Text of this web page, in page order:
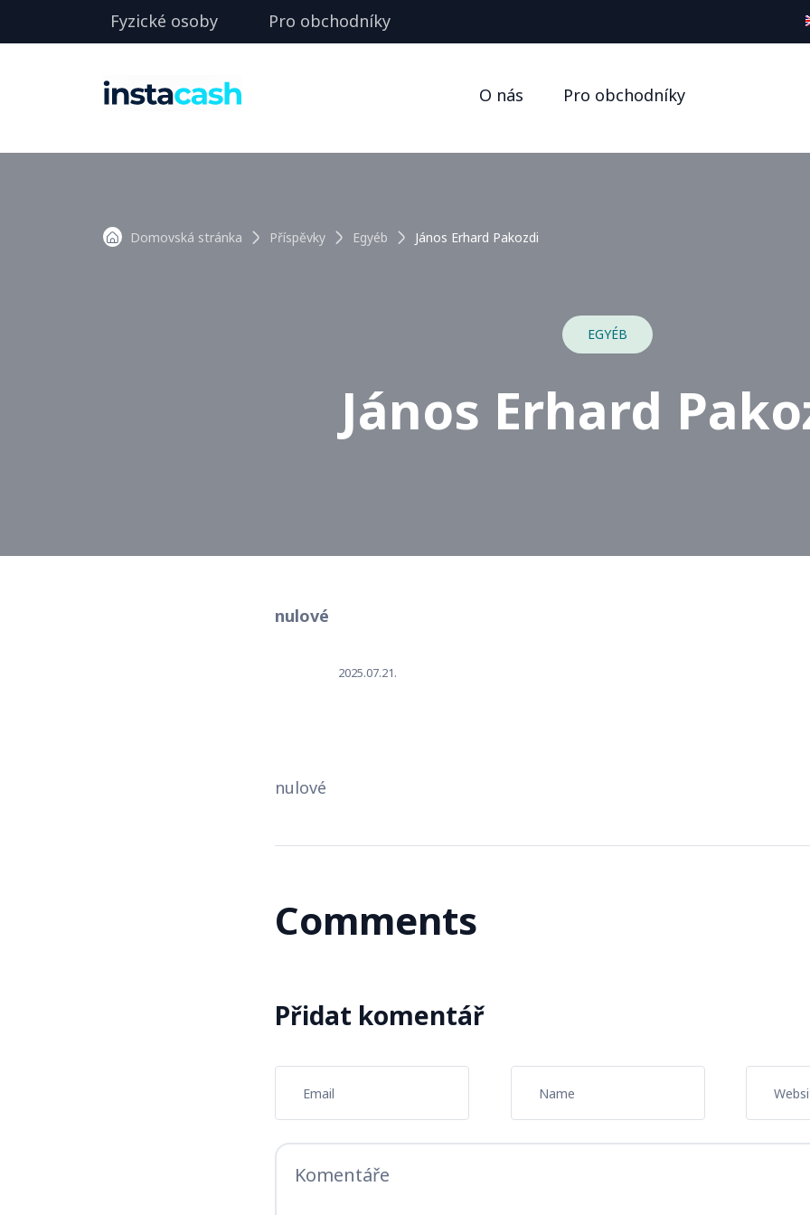
Fyzické osoby Pro obchodníky
O nás Pro obchodníky
Domovská stránka Příspěvky Egyéb János Erhard Pakozdi
EGYÉB
János Erhard
nulové
2025.07.21.
nulové
Comments
Přidat komentář